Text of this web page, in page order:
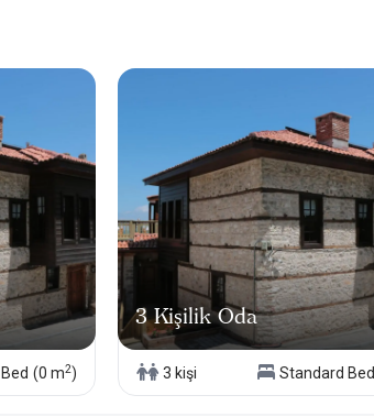
(0 m2)
3 Kişilik Oda
3 kişi Standard Bed